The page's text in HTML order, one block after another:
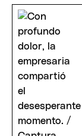
of
minutes,
18
seconds